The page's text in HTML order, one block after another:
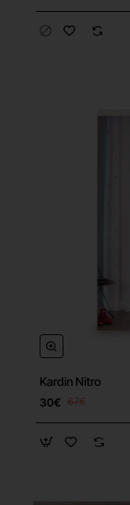
Kardin Nitro
30€ 67€